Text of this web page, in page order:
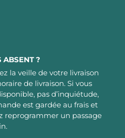
ABSENT ?
la veille de votre livraison
de livraison. Si vous
pas d’inquiétude,
est gardée au frais et
reprogrammer un passage